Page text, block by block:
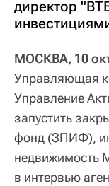
директор
МОСКВА, 10
Управляющая
Управление
запустить
фонд (ЗПИФ),
недвижимость
в интервью